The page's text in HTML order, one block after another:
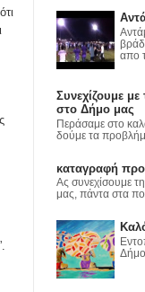
απο
Συνεχίζουμε
στο Δήμο μας
Περάσαμε στο
δούμε τα
καταγραφή
Ας συνεχίσουμε
μας, πάντα στα
Δήμο,